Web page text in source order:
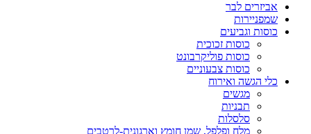
אביזרים לבר
שמפניירות
כוסות וגביעים
כוסות זכוכית
כוסות פוליקרבונט
כוסות צבעוניים
כלי הגשה ואירוח
מגשים
תבניות
סלסלות
מלח ופלפל, שמן חומץ וארגונית-לרטבים